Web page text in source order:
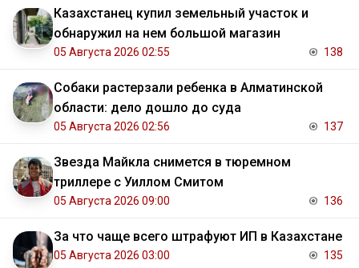
Казахстанец купил земельный участок и
обнаружил на нем большой магазин
05 Августа 2026 02:55 138
Собаки растерзали ребенка в Алматинской
области: дело дошло до суда
05 Августа 2026 02:56 137
Звезда Майкла снимется в тюремном
триллере с Уиллом Смитом
05 Августа 2026 09:00 136
За что чаще всего штрафуют ИП в Казахстане
05 Августа 2026 03:00 135